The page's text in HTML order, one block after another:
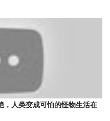
，人类变成可怕的怪物生活在